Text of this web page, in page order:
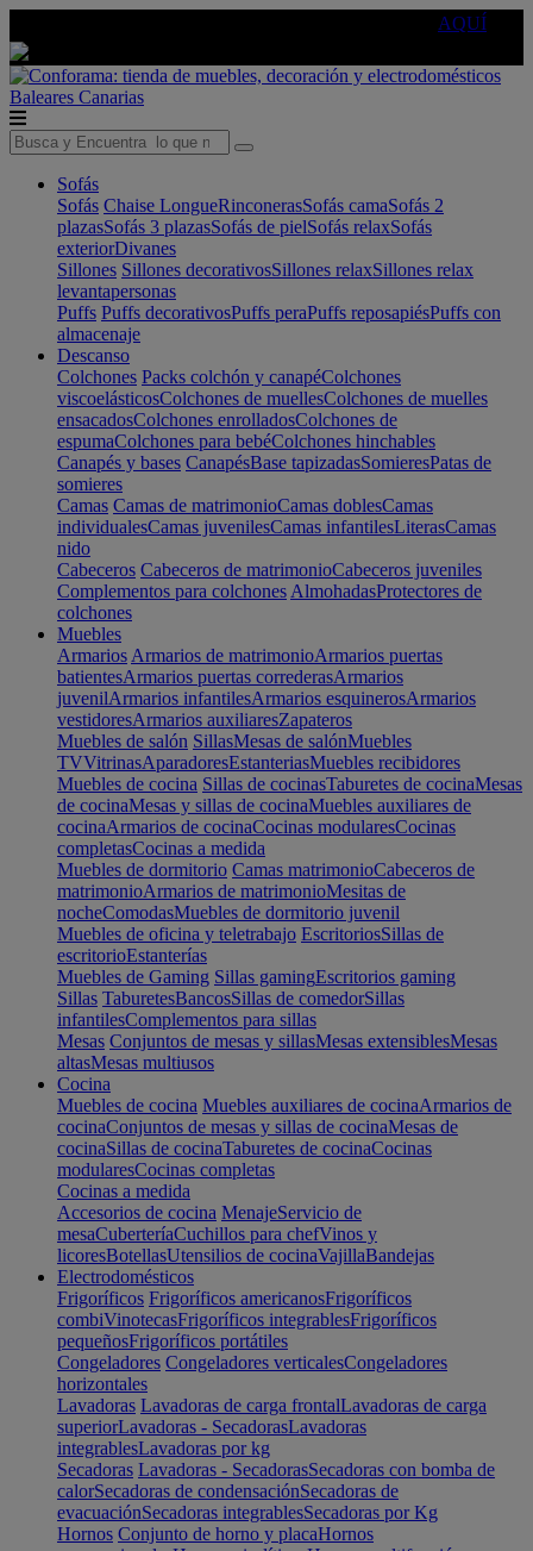
AQUÍ
Baleares Canarias
Sofás
Sofás Chaise LongueRinconerasSofás camaSofás 2
plazasSofás 3 plazasSofás de pielSofás relaxSofás
exteriorDivanes
Sillones Sillones decorativosSillones relaxSillones relax
levantapersonas
Puffs Puffs decorativosPuffs peraPuffs reposapiésPuffs con
almacenaje
Descanso
Colchones Packs colchón y canapéColchones
viscoelásticosColchones de muellesColchones de muelles
ensacadosColchones enrolladosColchones de
espumaColchones para bebéColchones hinchables
Canapés y bases CanapésBase tapizadasSomieresPatas de
somieres
Camas Camas de matrimonioCamas doblesCamas
individualesCamas juvenilesCamas infantilesLiterasCamas
nido
Cabeceros Cabeceros de matrimonioCabeceros juveniles
Complementos para colchones AlmohadasProtectores de
colchones
Muebles
Armarios Armarios de matrimonioArmarios puertas
batientesArmarios puertas correderasArmarios
juvenilArmarios infantilesArmarios esquinerosArmarios
vestidoresArmarios auxiliaresZapateros
Muebles de salón SillasMesas de salónMuebles
TVVitrinasAparadoresEstanteriasMuebles recibidores
Muebles de cocina Sillas de cocinasTaburetes de cocinaMesas
de cocinaMesas y sillas de cocinaMuebles auxiliares de
cocinaArmarios de cocinaCocinas modularesCocinas
completasCocinas a medida
Muebles de dormitorio Camas matrimonioCabeceros de
matrimonioArmarios de matrimonioMesitas de
nocheComodasMuebles de dormitorio juvenil
Muebles de oficina y teletrabajo EscritoriosSillas de
escritorioEstanterías
Muebles de Gaming Sillas gamingEscritorios gaming
Sillas TaburetesBancosSillas de comedorSillas
infantilesComplementos para sillas
Mesas Conjuntos de mesas y sillasMesas extensiblesMesas
altasMesas multiusos
Cocina
Muebles de cocina Muebles auxiliares de cocinaArmarios de
cocinaConjuntos de mesas y sillas de cocinaMesas de
cocinaSillas de cocinaTaburetes de cocinaCocinas
modularesCocinas completas
Cocinas a medida
Accesorios de cocina MenajeServicio de
mesaCuberteríaCuchillos para chefVinos y
licoresBotellasUtensilios de cocinaVajillaBandejas
Electrodomésticos
Frigoríficos Frigoríficos americanosFrigoríficos
combiVinotecasFrigoríficos integrablesFrigoríficos
pequeñosFrigoríficos portátiles
Congeladores Congeladores verticalesCongeladores
horizontales
Lavadoras Lavadoras de carga frontalLavadoras de carga
superiorLavadoras - SecadorasLavadoras
integrablesLavadoras por kg
Secadoras Lavadoras - SecadorasSecadoras con bomba de
calorSecadoras de condensaciónSecadoras de
evacuaciónSecadoras integrablesSecadoras por Kg
Hornos Conjunto de horno y placaHornos